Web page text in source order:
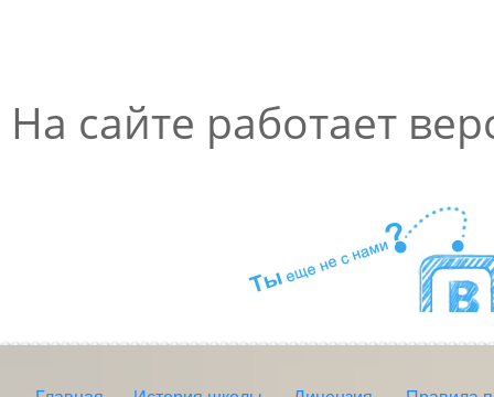
На сайте работает